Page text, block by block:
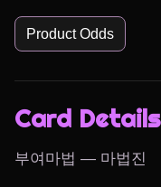
Product Odds
Card Details
부여마법 — 마법진